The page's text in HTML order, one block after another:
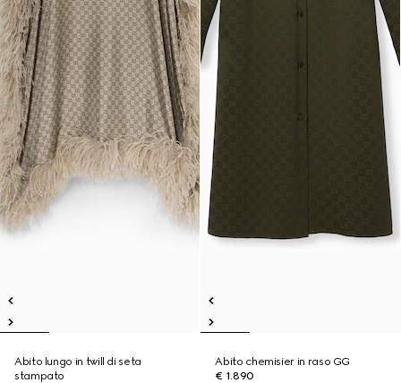
Abito lungo in twill di seta
stampato
Abito chemisier in raso GG
€ 1.890